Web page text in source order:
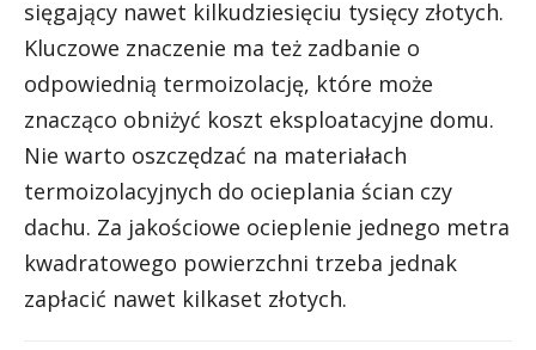
sięgający nawet kilkudziesięciu tysięcy złotych.
Kluczowe znaczenie ma też zadbanie o
odpowiednią termoizolację, które może
znacząco obniżyć koszt eksploatacyjne domu.
Nie warto oszczędzać na materiałach
termoizolacyjnych do ocieplania ścian czy
dachu. Za jakościowe ocieplenie jednego metra
kwadratowego powierzchni trzeba jednak
zapłacić nawet kilkaset złotych.